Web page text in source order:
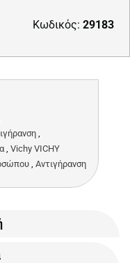
Κωδικός: 29183
,
, Vichy VICHY
, Αντιγήρανση